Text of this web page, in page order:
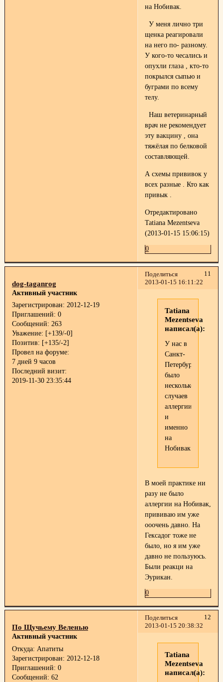
на Нобивак.
У меня лично три
щенка реагировали
на него по- разному.
У кого-то чесались и
опухли глаза , кто-то
покрылся сыпью и
буграми по всему
телу.
Наш ветеринарный
врач не рекомендует
эту вакцину , она
тяжёлая по белковой
составляющей.
А схемы прививок у
всех разные . Кто как
привык .
Отредактировано
Tatiana Mezentseva
(2013-01-15 15:06:15)
0
Поделиться
11
2013-01-15 16:11:22
dog-taganrog
Активный участник
Зарегистрирован: 2012-12-19
Приглашений: 0
Сообщений: 263
Уважение: [+139/-0]
Позитив: [+135/-2]
Провел на форуме:
7 дней 9 часов
Последний визит:
2019-11-30 23:35:44
Tatiana
Mezentseva
написал(а):
У нас в
Санкт-
Петербурге
было
несколько
случаев
аллергии
и
именно
на
Нобивак
В моей практике ни
разу не было
аллергии на Нобивак,
прививаю им уже
ооочень давно. На
Гексадог тоже не
было, но я им уже
давно не пользуюсь.
Были реакци на
Эурикан.
0
Поделиться
12
2013-01-15 20:38:32
По Щучьему Веленью
Активный участник
Откуда: Апатиты
Зарегистрирован: 2012-12-18
Приглашений: 0
Сообщений: 62
Tatiana
Mezentseva
написал(а):